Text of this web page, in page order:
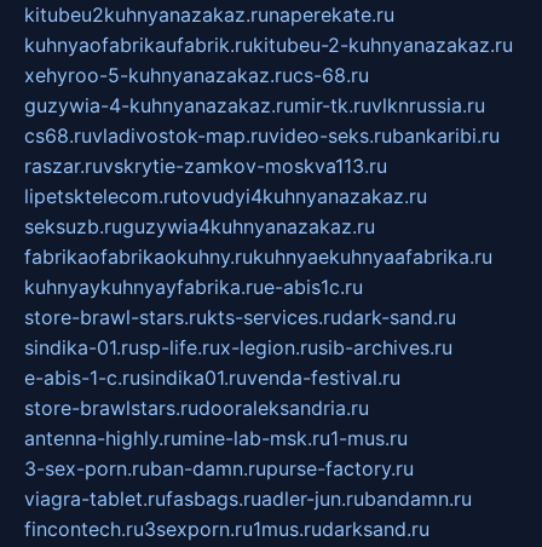
kitubeu2kuhnyanazakaz.runaperekate.ru
kuhnyaofabrikaufabrik.rukitubeu-2-kuhnyanazakaz.ru
xehyroo-5-kuhnyanazakaz.rucs-68.ru
guzywia-4-kuhnyanazakaz.rumir-tk.ruvlknrussia.ru
cs68.ruvladivostok-map.ruvideo-seks.rubankaribi.ru
raszar.ruvskrytie-zamkov-moskva113.ru
lipetsktelecom.rutovudyi4kuhnyanazakaz.ru
seksuzb.ruguzywia4kuhnyanazakaz.ru
fabrikaofabrikaokuhny.rukuhnyaekuhnyaafabrika.ru
kuhnyaykuhnyayfabrika.rue-abis1c.ru
store-brawl-stars.rukts-services.rudark-sand.ru
sindika-01.rusp-life.rux-legion.rusib-archives.ru
e-abis-1-c.rusindika01.ruvenda-festival.ru
store-brawlstars.rudooraleksandria.ru
antenna-highly.rumine-lab-msk.ru1-mus.ru
3-sex-porn.ruban-damn.rupurse-factory.ru
viagra-tablet.rufasbags.ruadler-jun.rubandamn.ru
fincontech.ru3sexporn.ru1mus.rudarksand.ru